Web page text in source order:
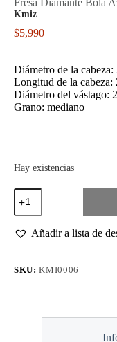
Kmiz
$5,990
Diámetro de la cabeza:
Longitud de la cabeza:
Diámetro del vástago:
Grano: mediano
Hay existencias
Fresa
Diamante
Bola
Azul
2.9mm
Añadir a lista de
SKU:KMI0006